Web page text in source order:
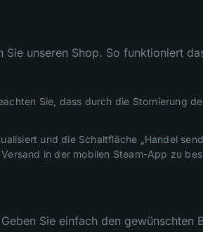
Sie unseren Shop. So funktioniert
Sie, dass durch die Stornierung
und die Schaltfläche „Handel
in der mobilen Steam-App zu
Sie einfach den gewünschten